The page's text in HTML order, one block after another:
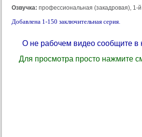
Озвучка: профессиональная (закадровая), 1-й
Добавлена 1-150 заключительная серия.
О не рабочем видео сообщите в
Для просмотра просто нажмите